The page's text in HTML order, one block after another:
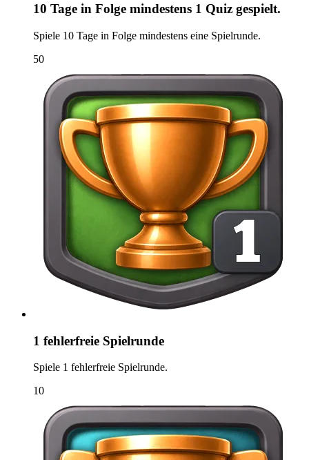
10 Tage in Folge mindestens 1 Quiz gespielt.
Spiele 10 Tage in Folge mindestens eine Spielrunde.
50
1 fehlerfreie Spielrunde
Spiele 1 fehlerfreie Spielrunde.
10